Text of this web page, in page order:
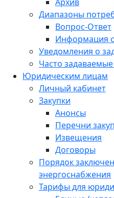
Диапазоны
Вопрос-Ответ
Информация
Уведомления о
Часто
Юридическим лицам
Личный кабинет
Закупки
Анонсы
Перечни
Извещения
Договоры
Порядок
энергоснабжения
Тарифы для